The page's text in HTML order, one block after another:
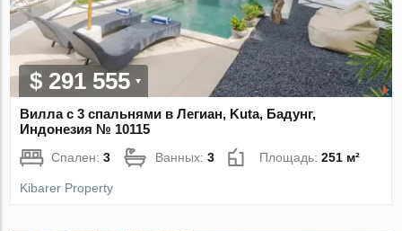
$ 291 555
Вилла с 3 спальнями в Легиан, Kuta, Бадунг,
Индонезия № 10115
Спален:3 Ванных:3 Площадь:251 м²
Kibarer Property